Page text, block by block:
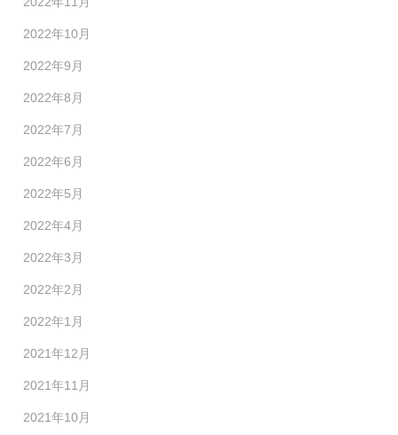
2022年10月
2022年9月
2022年8月
2022年7月
2022年6月
2022年5月
2022年4月
2022年3月
2022年2月
2022年1月
2021年12月
2021年11月
2021年10月